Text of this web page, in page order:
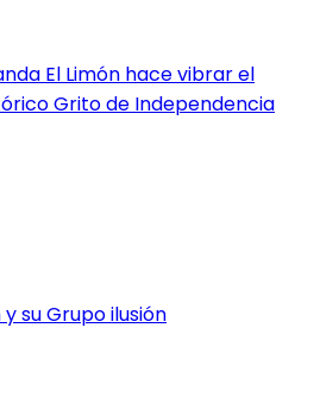
El Limón hace vibrar el
Grito de Independencia
su Grupo ilusión